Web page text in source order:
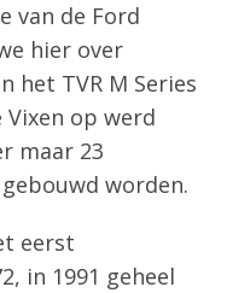
van de Ford
hier over
het TVR M Series
Vixen op werd
maar 23
worden.
eerst
in 1991 geheel